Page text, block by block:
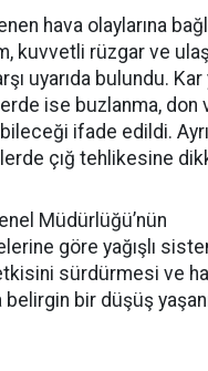
hava olaylarına
kuvvetli rüzgar ve
uyarıda bulundu. Kar
ise buzlanma, don
ifade edildi.
çığ tehlikesine
Müdürlüğü’nün
göre yağışlı
sürdürmesi ve
belirgin bir düşüş